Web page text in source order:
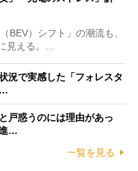
BEV）シフト」の潮流も、
見える。…
況で実感した「フォレスタ
…
戸惑うのには理由があっ
…
一覧を見る